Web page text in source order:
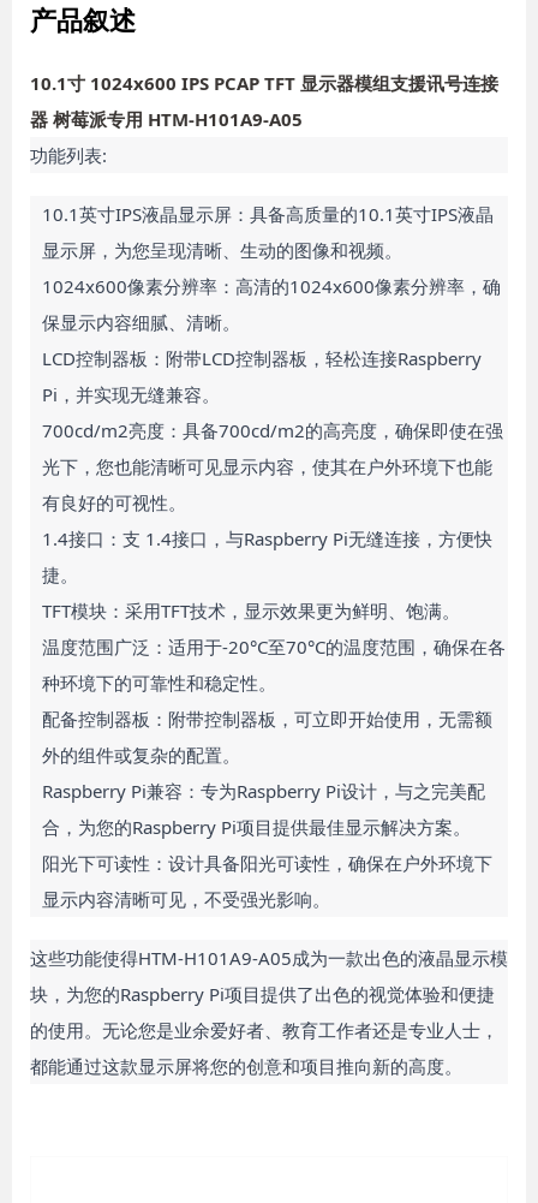
产品叙述
10.1寸 1024x600 IPS PCAP TFT 显示器模组支援讯号连接
器 树莓派专用 HTM-H101A9-A05
功能列表:
10.1英寸IPS液晶显示屏：具备高质量的10.1英寸IPS液晶
显示屏，为您呈现清晰、生动的图像和视频。
1024x600像素分辨率：高清的1024x600像素分辨率，确
保显示内容细腻、清晰。
LCD控制器板：附带LCD控制器板，轻松连接Raspberry
Pi，并实现无缝兼容。
700cd/m2亮度：具备700cd/m2的高亮度，确保即使在强
光下，您也能清晰可见显示内容，使其在户外环境下也能
有良好的可视性。
1.4接口：支 1.4接口，与Raspberry Pi无缝连接，方便快
捷。
TFT模块：采用TFT技术，显示效果更为鲜明、饱满。
温度范围广泛：适用于-20°C至70°C的温度范围，确保在各
种环境下的可靠性和稳定性。
配备控制器板：附带控制器板，可立即开始使用，无需额
外的组件或复杂的配置。
Raspberry Pi兼容：专为Raspberry Pi设计，与之完美配
合，为您的Raspberry Pi项目提供最佳显示解决方案。
阳光下可读性：设计具备阳光可读性，确保在户外环境下
显示内容清晰可见，不受强光影响。
这些功能使得HTM-H101A9-A05成为一款出色的液晶显示模
块，为您的Raspberry Pi项目提供了出色的视觉体验和便捷
的使用。无论您是业余爱好者、教育工作者还是专业人士，
都能通过这款显示屏将您的创意和项目推向新的高度。